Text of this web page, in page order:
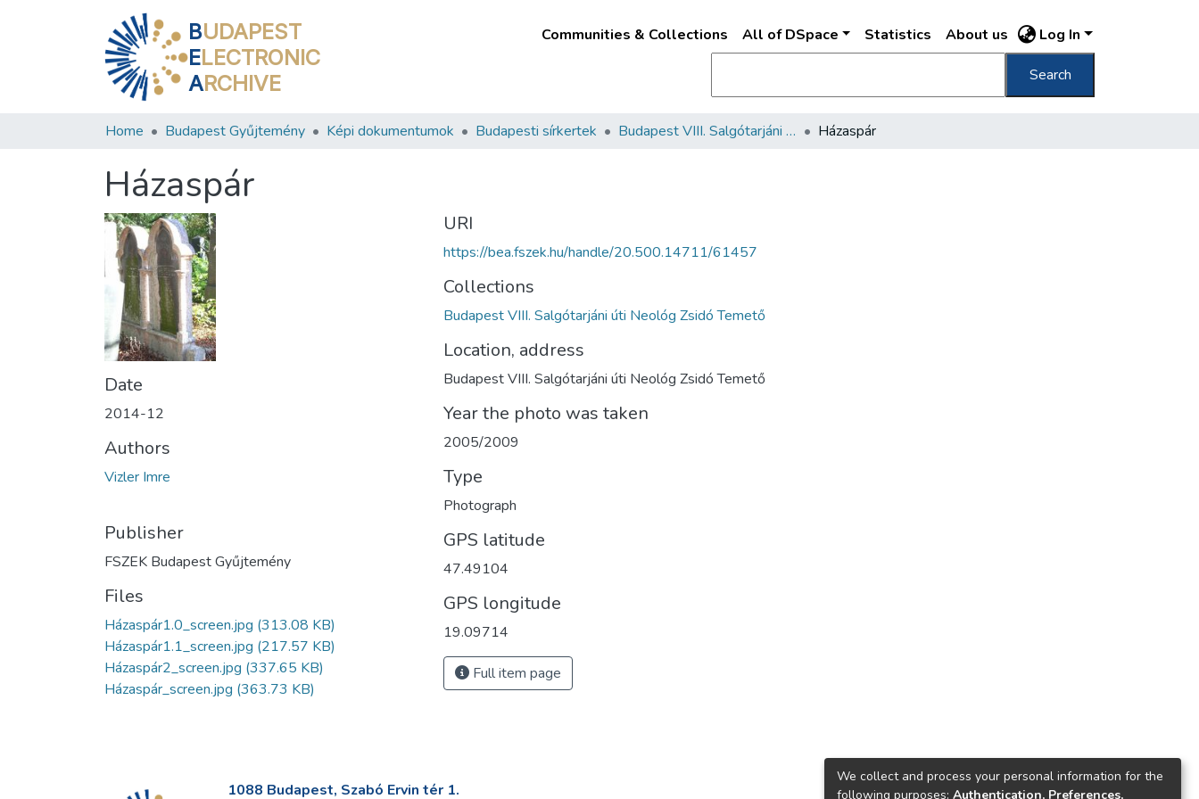
BUDAPEST
ELECTRONIC
ARCHIVE
Communities & Collections All of DSpace Statistics About us Log In
Search
Home Budapest Gyűjtemény Képi dokumentumok Budapesti sírkertek Budapest VIII. Salgótarjáni úti Neológ Zsidó Temető Házaspár
Házaspár
Date
2014-12
Authors
Vizler Imre
Publisher
FSZEK Budapest Gyűjtemény
Files
Házaspár1.0_screen.jpg (313.08 KB)
Házaspár1.1_screen.jpg (217.57 KB)
Házaspár2_screen.jpg (337.65 KB)
Házaspár_screen.jpg (363.73 KB)
URI
https://bea.fszek.hu/handle/20.500.14711/61457
Collections
Budapest VIII. Salgótarjáni úti Neológ Zsidó Temető
Location, address
Budapest VIII. Salgótarjáni úti Neológ Zsidó Temető
Year the photo was taken
2005/2009
Type
Photograph
GPS latitude
47.49104
GPS longitude
19.09714
Full item page
1088 Budapest, Szabó Ervin tér 1.
We collect and process your personal information for the
following purposes: Authentication, Preferences,